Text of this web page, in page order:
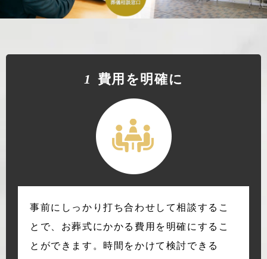
1 費⽤を明確に
事前にしっかり打ち合わせして相談するこ
とで、お葬式にかかる費用を明確にするこ
とができます。時間をかけて検討できる